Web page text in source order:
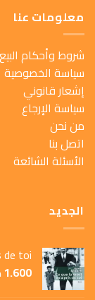
معلومات عنا
شروط وأحكام البيع
سياسة الخصوصية
إشعار قانوني
سياسة الإرجاع
من نحن
اتصل بنا
الأسئلة الشائعة
الجديد
de toi
1.600